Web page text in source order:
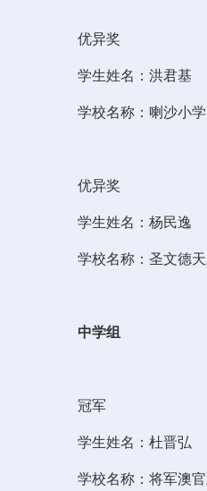
优异奖
学生姓名：洪君基
学校名称：喇沙小学
优异奖
学生姓名：杨民逸
学校名称：圣文德
中学组
冠军
学生姓名：杜晋弘
学校名称：将军澳